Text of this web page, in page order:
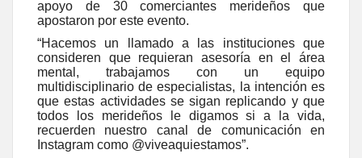
apoyo de 30 comerciantes merideños que
apostaron por este evento.
“Hacemos un llamado a las instituciones que
consideren que requieran asesoría en el área
mental, trabajamos con un equipo
multidisciplinario de especialistas, la intención es
que estas actividades se sigan replicando y que
todos los merideños le digamos si a la vida,
recuerden nuestro canal de comunicación en
Instagram como @viveaquiestamos”.